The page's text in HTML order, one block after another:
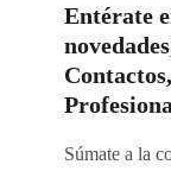
Entérate
Súmate a la